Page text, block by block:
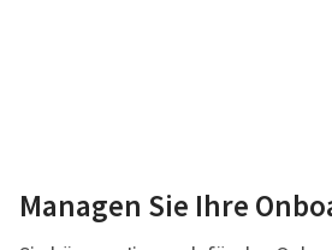
Managen Sie Ihre